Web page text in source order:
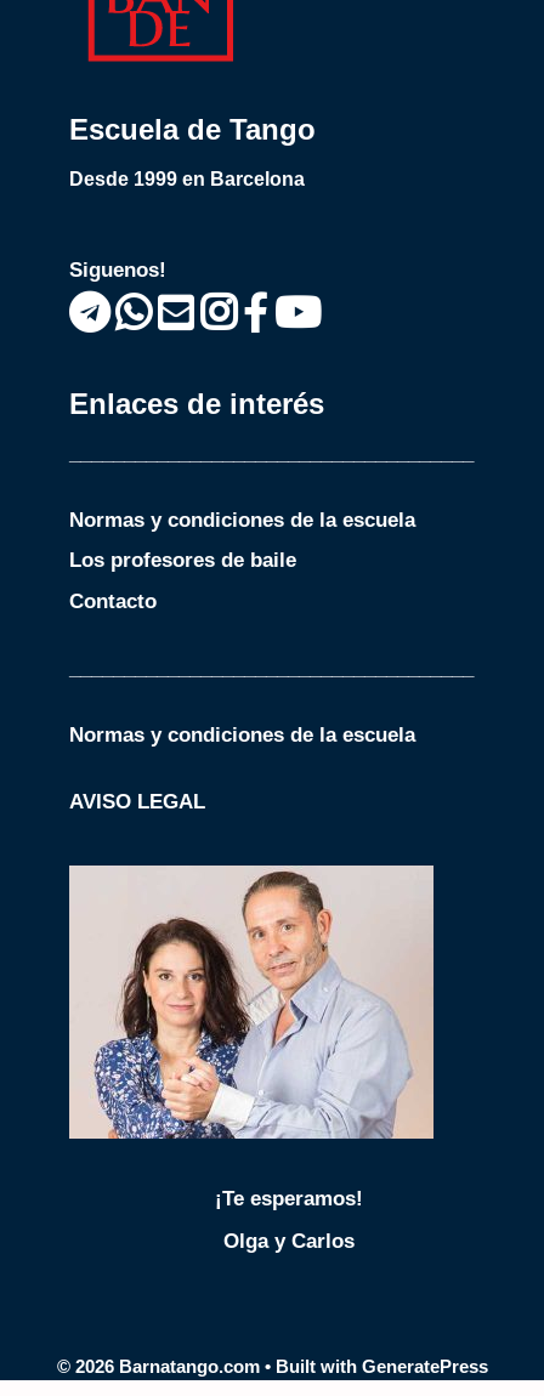
Escuela de Tango
Desde 1999 en Barcelona
Siguenos!
Enlaces de interés
Normas y condiciones de la escuela
Los profesores de baile
Contacto
Normas y condiciones de la escuela
AVISO LEGAL
¡Te esperamos!
Olga y Carlos
© 2026 Barnatango.com• Built with GeneratePress